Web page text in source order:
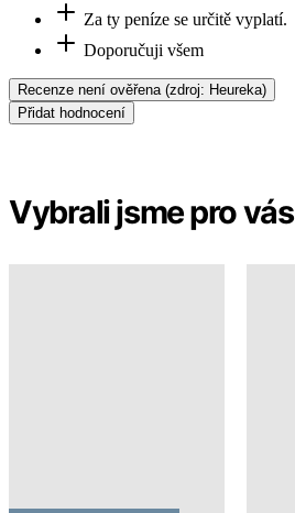
Za ty peníze se určitě vyplatí.
Doporučuji všem
Recenze není ověřena (zdroj: Heureka)
Přidat hodnocení
Vybrali jsme pro vás